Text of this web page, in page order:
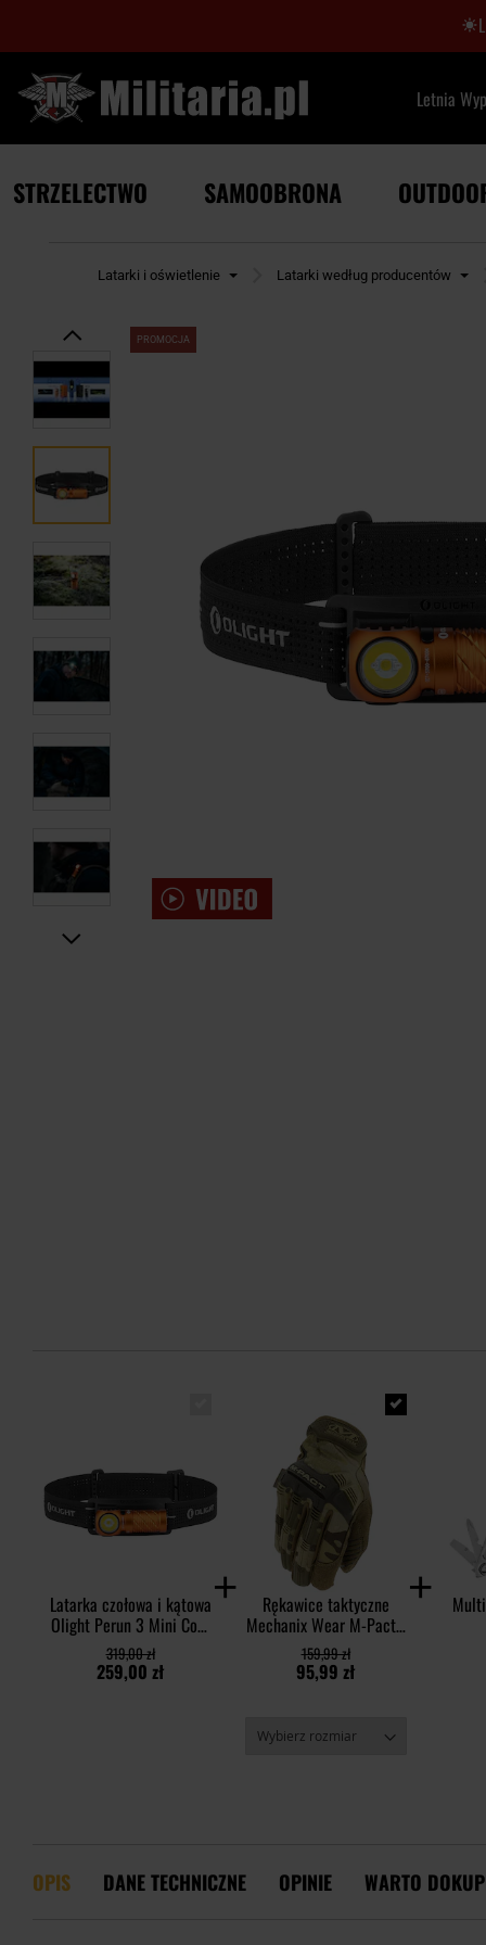
Letnia
STRZELECTWO SAMOOBRONA
Latarki i oświetlenie Latarki według producentów
PROMOCJA
Latarka czołowa i kątowa
Olight Perun 3 Mini Cool
White Orange z opaską -
1250 lumenów
259,00 zł
319,00 zł
Rękawice taktyczne
Mechanix Wear M-Pact -
MultiCam
95,99 zł
159,99 zł
OPIS DANE TECHNICZNE OPINIE WARTO